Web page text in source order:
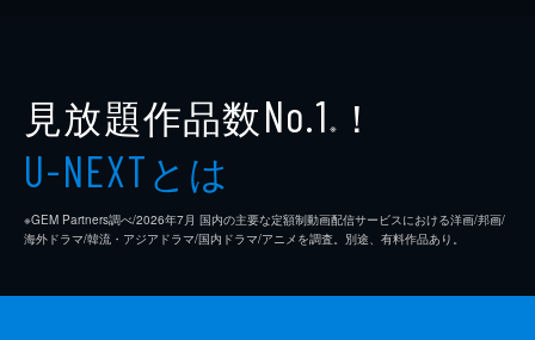
見放題作品数No.1 ※ ！
U-NEXTとは
※GEM Partners調べ/2026年7⽉ 国内の主要な定額制動画配信サービスにおける洋画/邦画/
海外ドラマ/韓流・アジアドラマ/国内ドラマ/アニメを調査。別途、有料作品あり。